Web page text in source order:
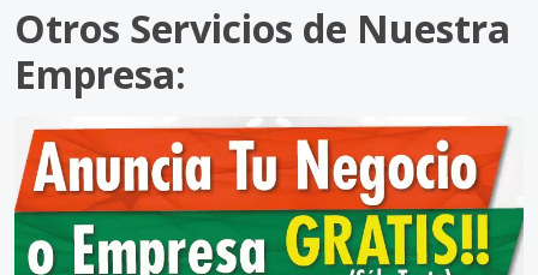
Otros Servicios de Nuestra
Empresa: